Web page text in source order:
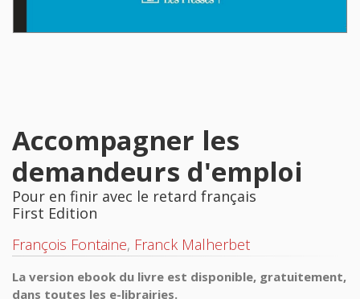
Accompagner les
demandeurs d'emploi
Pour en finir avec le retard français
First Edition
François Fontaine, Franck Malherbet
La version ebook du livre est disponible, gratuitement,
dans toutes les e-librairies.